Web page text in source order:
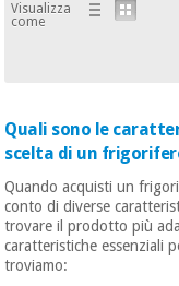
Visualizza
come
Quali sono le
scelta di un
Quando acquisti un
conto di diverse
trovare il prodotto più
caratteristiche essenziali
troviamo: